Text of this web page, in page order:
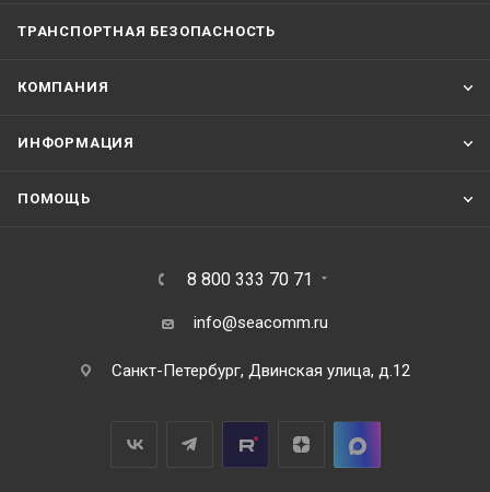
ТРАНСПОРТНАЯ БЕЗОПАСНОСТЬ
КОМПАНИЯ
ИНФОРМАЦИЯ
ПОМОЩЬ
8 800 333 70 71
info@seacomm.ru
Санкт-Петербург, Двинская улица, д.12